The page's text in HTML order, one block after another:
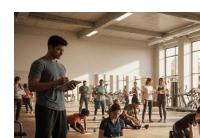
Especialização
gratuita
Educação
Física
Escolar
da
Unipampa
abre